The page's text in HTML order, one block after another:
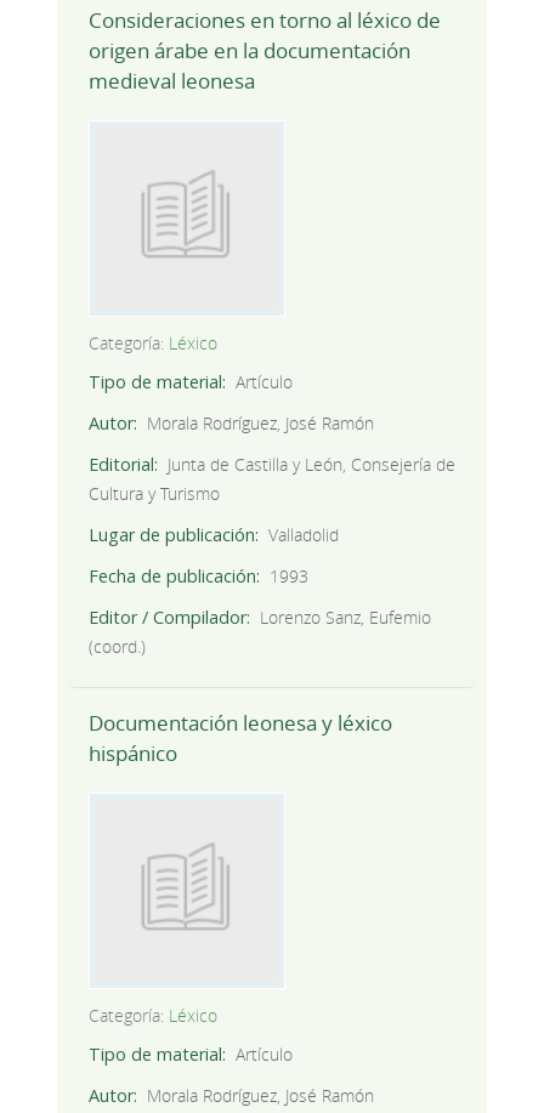
Consideraciones en torno al léxico de
origen árabe en la documentación
medieval leonesa
Categoría: Léxico
Tipo de material
Artículo
Autor
Morala Rodríguez, José Ramón
Editorial
Junta de Castilla y León, Consejería de
Cultura y Turismo
Lugar de publicación
Valladolid
Fecha de publicación
1993
Editor / Compilador
Lorenzo Sanz, Eufemio
(coord.)
Documentación leonesa y léxico
hispánico
Categoría: Léxico
Tipo de material
Artículo
Autor
Morala Rodríguez, José Ramón